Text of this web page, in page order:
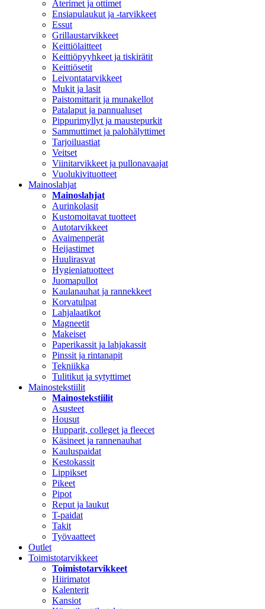
Aterimet ja ottimet
Ensiapulaukut ja -tarvikkeet
Essut
Grillaustarvikkeet
Keittiölaitteet
Keittiöpyyhkeet ja tiskirätit
Keittiösetit
Leivontatarvikkeet
Mukit ja lasit
Paistomittarit ja munakellot
Patalaput ja pannualuset
Pippurimyllyt ja maustepurkit
Sammuttimet ja palohälyttimet
Tarjoiluastiat
Veitset
Viinitarvikkeet ja pullonavaajat
Vuolukivituotteet
Mainoslahjat
Mainoslahjat
Aurinkolasit
Kustomoitavat tuotteet
Autotarvikkeet
Avaimenperät
Heijastimet
Huulirasvat
Hygieniatuotteet
Juomapullot
Kaulanauhat ja rannekkeet
Korvatulpat
Lahjalaatikot
Magneetit
Makeiset
Paperikassit ja lahjakassit
Pinssit ja rintanapit
Tekniikka
Tulitikut ja sytyttimet
Mainostekstiilit
Mainostekstiilit
Asusteet
Housut
Hupparit, colleget ja fleecet
Käsineet ja rannenauhat
Kauluspaidat
Kestokassit
Lippikset
Pikeet
Pipot
Reput ja laukut
T-paidat
Takit
Työvaatteet
Outlet
Toimistotarvikkeet
Toimistotarvikkeet
Hiirimatot
Kalenterit
Kansiot